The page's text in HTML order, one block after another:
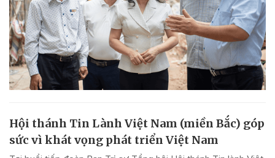
Hội thánh Tin Lành Việt Nam (miền Bắc) góp
sức vì khát vọng phát triển Việt Nam